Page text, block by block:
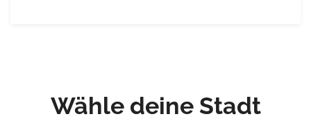
Wähle deine Stadt